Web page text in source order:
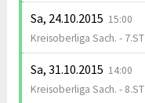
Sa, 24.10.2015 15:00
Kreisoberliga Sach. - 7.ST
Sa, 31.10.2015 14:00
Kreisoberliga Sach. - 8.ST